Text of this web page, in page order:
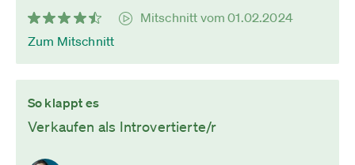
Mitschnitt vom 01.02.2024
Zum Mitschnitt
So klappt es
Verkaufen als Introvertierte/r